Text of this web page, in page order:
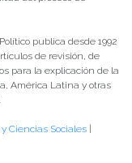
publica desde 1992
de revisión, de
para la explicación de la
América Latina y otras
Ciencias Sociales